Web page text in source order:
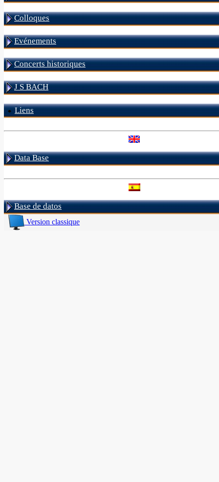
Colloques
Evénements
Concerts historiques
J S BACH
Liens
Data Base
Base de datos
Version classique